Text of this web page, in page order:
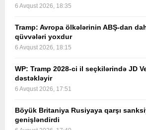
6 Avqust 2026, 18:35
Tramp: Avropa ölkələrinin ABŞ-dan
qüvvələri yoxdur
6 Avqust 2026, 18:15
WP: Tramp 2028-ci il seçkilərində JD
dəstəkləyir
6 Avqust 2026, 17:51
Böyük Britaniya Rusiyaya qarşı
genişləndirdi